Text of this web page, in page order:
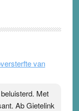
te verlagen
heeft zo’n
te
van
Met
Ab Gietelink